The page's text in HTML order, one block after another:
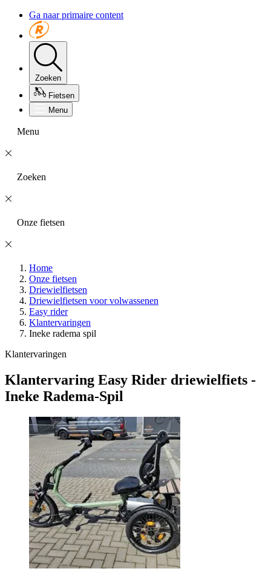
Ga naar primaire content
Zoeken
Fietsen
Menu
Menu
Zoeken
Onze fietsen
Home
Onze fietsen
Driewielfietsen
Driewielfietsen voor volwassenen
Easy rider
Klantervaringen
Ineke radema spil
Klantervaringen
Klantervaring Easy Rider driewielfiets -
Ineke Radema-Spil